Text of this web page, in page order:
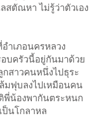
สตัณหา ไม่รู้ว่าตัวเอง
ำเภอนครหลวง
บครัวนี้อยู่กันมาด้วย
สาวคนหนึ่งไปธุระ
มฟุบลงไปเหมือนคน
น้องพากันตระหนก
ป็นโกลาหล